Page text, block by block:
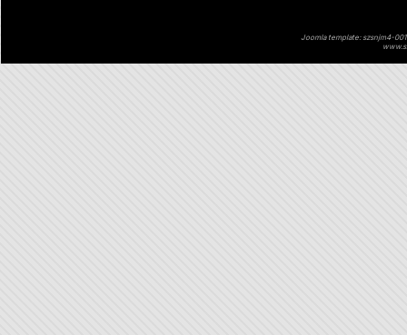
Joomla template: szsnjm4-